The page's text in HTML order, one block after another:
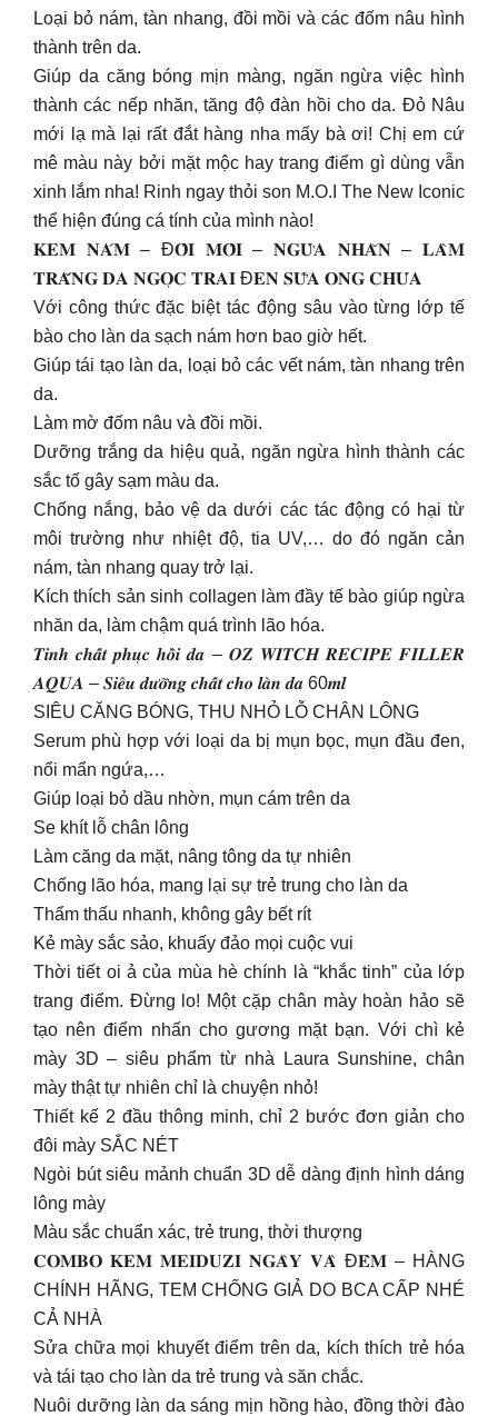
Loại bỏ nám, tàn nhang, đồi mồi và các đốm nâu hình
thành trên da.
Giúp da căng bóng mịn màng, ngăn ngừa việc hình
thành các nếp nhăn, tăng độ đàn hồi cho da. Đỏ Nâu
mới lạ mà lại rất đắt hàng nha mấy bà ơi! Chị em cứ
mê màu này bởi mặt mộc hay trang điểm gì dùng vẫn
xinh lắm nha! Rinh ngay thỏi son M.O.I The New Iconic
thể hiện đúng cá tính của mình nào!
𝐊𝐄𝐌 𝐍𝐀́𝐌 – Đ𝐎̂̀𝐈 𝐌𝐎̂̀𝐈 – 𝐍𝐆𝐔̛̀𝐀 𝐍𝐇𝐀̆𝐍 – 𝐋𝐀̀𝐌
𝐓𝐑𝐀̆́𝐍𝐆 𝐃𝐀 𝐍𝐆𝐎̣𝐂 𝐓𝐑𝐀𝐈 Đ𝐄𝐍 𝐒𝐔̛̃𝐀 𝐎𝐍𝐆 𝐂𝐇𝐔́𝐀
Với công thức đặc biệt tác động sâu vào từng lớp tế
bào cho làn da sạch nám hơn bao giờ hết.
Giúp tái tạo làn da, loại bỏ các vết nám, tàn nhang trên
da.
Làm mờ đốm nâu và đồi mồi.
Dưỡng trắng da hiệu quả, ngăn ngừa hình thành các
sắc tố gây sạm màu da.
Chống nắng, bảo vệ da dưới các tác động có hại từ
môi trường như nhiệt độ, tia UV,… do đó ngăn cản
nám, tàn nhang quay trở lại.
Kích thích sản sinh collagen làm đầy tế bào giúp ngừa
nhăn da, làm chậm quá trình lão hóa.
𝑻𝒊𝒏𝒉 𝒄𝒉𝒂̂́𝒕 𝒑𝒉𝒖̣𝒄 𝒉𝒐̂̀𝒊 𝒅𝒂 – 𝑶𝒁 𝑾𝑰𝑻𝑪𝑯 𝑹𝑬𝑪𝑰𝑷𝑬 𝑭𝑰𝑳𝑳𝑬𝑹
𝑨𝑸𝑼𝑨 – 𝑺𝒊𝒆̂𝒖 𝒅𝒖̛𝒐̛̃𝒏𝒈 𝒄𝒉𝒂̂́𝒕 𝒄𝒉𝒐 𝒍𝒂̀𝒏 𝒅𝒂 60𝒎𝒍
SIÊU CĂNG BÓNG, THU NHỎ LỖ CHÂN LÔNG
Serum phù hợp với loại da bị mụn bọc, mụn đầu đen,
nổi mẩn ngứa,…
Giúp loại bỏ dầu nhờn, mụn cám trên da
Se khít lỗ chân lông
Làm căng da mặt, nâng tông da tự nhiên
Chống lão hóa, mang lại sự trẻ trung cho làn da
Thẩm thấu nhanh, không gây bết rít
Kẻ mày sắc sảo, khuấy đảo mọi cuộc vui
Thời tiết oi ả của mùa hè chính là “khắc tinh” của lớp
trang điểm. Đừng lo! Một cặp chân mày hoàn hảo sẽ
tạo nên điểm nhấn cho gương mặt bạn. Với chì kẻ
mày 3D – siêu phẩm từ nhà Laura Sunshine, chân
mày thật tự nhiên chỉ là chuyện nhỏ!
Thiết kế 2 đầu thông minh, chỉ 2 bước đơn giản cho
đôi mày SẮC NÉT
Ngòi bút siêu mảnh chuẩn 3D dễ dàng định hình dáng
lông mày
Màu sắc chuẩn xác, trẻ trung, thời thượng
𝐂𝐎𝐌𝐁𝐎 𝐊𝐄𝐌 𝐌𝐄𝐈𝐃𝐔𝐙𝐈 𝐍𝐆𝐀̀𝐘 𝐕𝐀̀ Đ𝐄̂𝐌 – HÀNG
CHÍNH HÃNG, TEM CHỐNG GIẢ DO BCA CẤP NHÉ
CẢ NHÀ
Sửa chữa mọi khuyết điểm trên da, kích thích trẻ hóa
và tái tạo cho làn da trẻ trung và săn chắc.
Nuôi dưỡng làn da sáng mịn hồng hào, đồng thời đào